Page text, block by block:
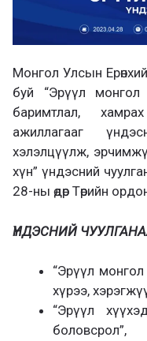
Монгол Улсын
буй “Эрүүл монгол
баримтлал,
ажиллагааг
хэлэлцүүлж,
хүн” үндэсний
28-ны өдөр Төрийн
ҮНДЭСНИЙ
“Эрүүл монгол
хүрээ,
“Эрүүл
боловсрол”,